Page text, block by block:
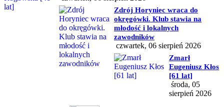
Zdrój Horyniec wraca do
okręgówki. Klub stawia na
młodość i lokalnych
zawodników
czwartek, 06 sierpień 2026
Zmarł
Eugeniusz Kłos
[61 lat]
środa, 05
sierpień 2026